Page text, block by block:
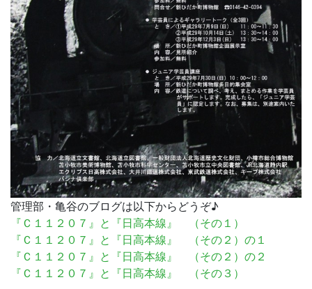
管理部・亀谷のブログは以下からどうぞ♪
『Ｃ１１２０７』と『日高本線』 （その１）
『Ｃ１１２０７』と『日高本線』 （その２）の１
『Ｃ１１２０７』と『日高本線』 （その２）の２
『Ｃ１１２０７』と『日高本線』 （その３）